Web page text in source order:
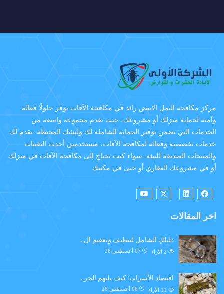
مركز مكافحة النمل الابيض رائد في مكافحة الآفات نوفر حلولًا فعالة
وآمنة لحماية منزلك أو مشروعك، حيث نقدم مجموعة واسعة من
الخدمات التي تضمن توفير الحماية الشاملة لك ولبيئتك المحيطة. نقدم لك
خدمات تخصصية وفعالة لمكافحة الآفات، مستخدمين أحدث التقنيات
والمنتجات الصديقة للبيئة. سواء كنت تحتاج إلى مكافحة الآفات في منزلك
أو في مشروعك العقاري أو حتى في مكتبك
اخر المقالات
دليلكِ الشامل لتنظيف وتعقيم ال…
07 أغسطس 26 الآراء
اقتصاد الأسراب: كيف يلتهم الجر…
06 أغسطس 26 الآراء